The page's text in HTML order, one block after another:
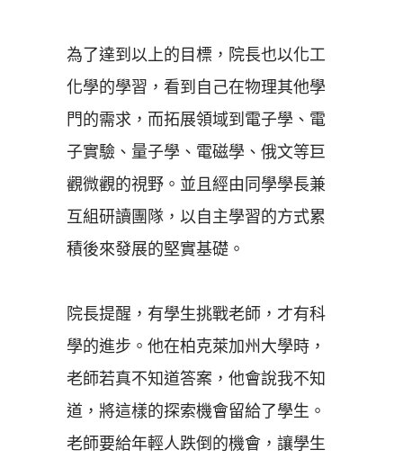
為了達到以上的目標，院長也以化工
化學的學習，看到自己在物理其他學
門的需求，而拓展領域到電子學、電
子實驗、量子學、電磁學、俄文等巨
觀微觀的視野。並且經由同學學長兼
互組研讀團隊，以自主學習的方式累
積後來發展的堅實基礎。
院長提醒，有學生挑戰老師，才有科
學的進步。他在柏克萊加州大學時，
老師若真不知道答案，他會說我不知
道，將這樣的探索機會留給了學生。
老師要給年輕人跌倒的機會，讓學生